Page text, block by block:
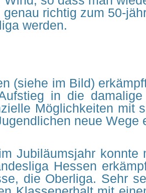
richtig zum 50-
werden.
(siehe im Bild)
in die
Möglichkeiten mit
neue Wege
Jubiläumsjahr
Hessen
die Oberliga. Sehr